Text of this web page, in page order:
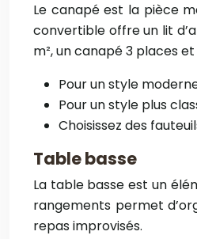
Le canapé est la pièce
convertible offre un lit
m², un canapé 3 places
Pour un style
Pour un style plus
Choisissez des
Table basse
La table basse est un
rangements permet
repas improvisés.